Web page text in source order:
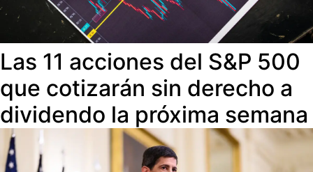
Las 11 acciones del S&P 500
que cotizarán sin derecho a
dividendo la próxima semana